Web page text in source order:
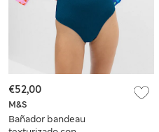
M&S
Bañador bandeau
€52,00